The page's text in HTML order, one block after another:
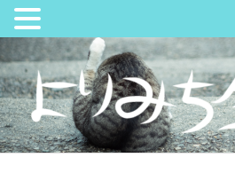
日々の中でちょっとよりみち